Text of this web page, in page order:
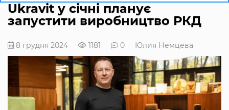
Ukravit у січні планує
запустити виробництво РКД
8 грудня 2024 1181 0 Юлия Немцева